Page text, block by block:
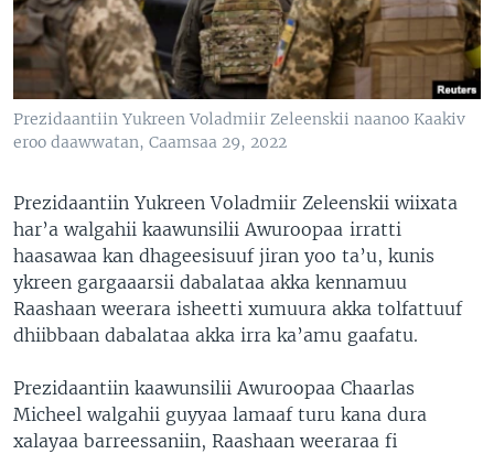
Prezidaantiin Yukreen Voladmiir Zeleenskii naanoo Kaakiv
eroo daawwatan, Caamsaa 29, 2022
Prezidaantiin Yukreen Voladmiir Zeleenskii wiixata
har’a walgahii kaawunsilii Awuroopaa irratti
haasawaa kan dhageesisuuf jiran yoo ta’u, kunis
ykreen gargaaarsii dabalataa akka kennamuu
Raashaan weerara isheetti xumuura akka tolfattuuf
dhiibbaan dabalataa akka irra ka’amu gaafatu.
Prezidaantiin kaawunsilii Awuroopaa Chaarlas
Micheel walgahii guyyaa lamaaf turu kana dura
xalayaa barreessaniin, Raashaan weeraraa fi